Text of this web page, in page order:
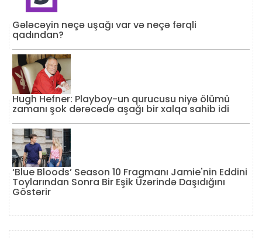
Gələcəyin neçə uşağı var və neçə fərqli
qadından?
Hugh Hefner: Playboy-un qurucusu niyə ölümü
zamanı şok dərəcədə aşağı bir xalqa sahib idi
‘Blue Bloods’ Season 10 Fragmanı Jamie'nin Eddini
Toylarından Sonra Bir Eşik Üzərində Daşıdığını
Göstərir